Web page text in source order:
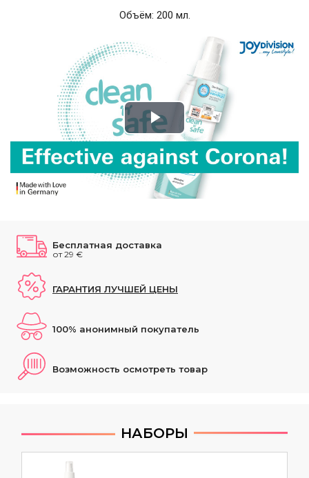
Объём: 200 мл.
Play
Video
Бесплатная доставка
от 29 €
ГАРАНТИЯ ЛУЧШЕЙ ЦЕНЫ
100% анонимный покупатель
Возможность осмотреть товар
НАБОРЫ